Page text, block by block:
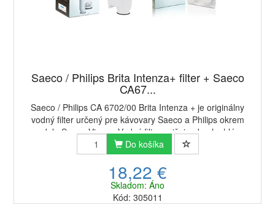
Saeco / Philips Brita Intenza+ filter + Saeco
CA67...
Saeco / Philips CA 6702/00 Brita Intenza + je originálny
vodný filter určený pre kávovary Saeco a Philips okrem
modelu Saeco Vienna.Vodný filter znižuje obsah chlóru,
medi a iných nežiaducich prvkov o...
Do košíka
18,22 €
Skladom: Áno
Kód: 305011